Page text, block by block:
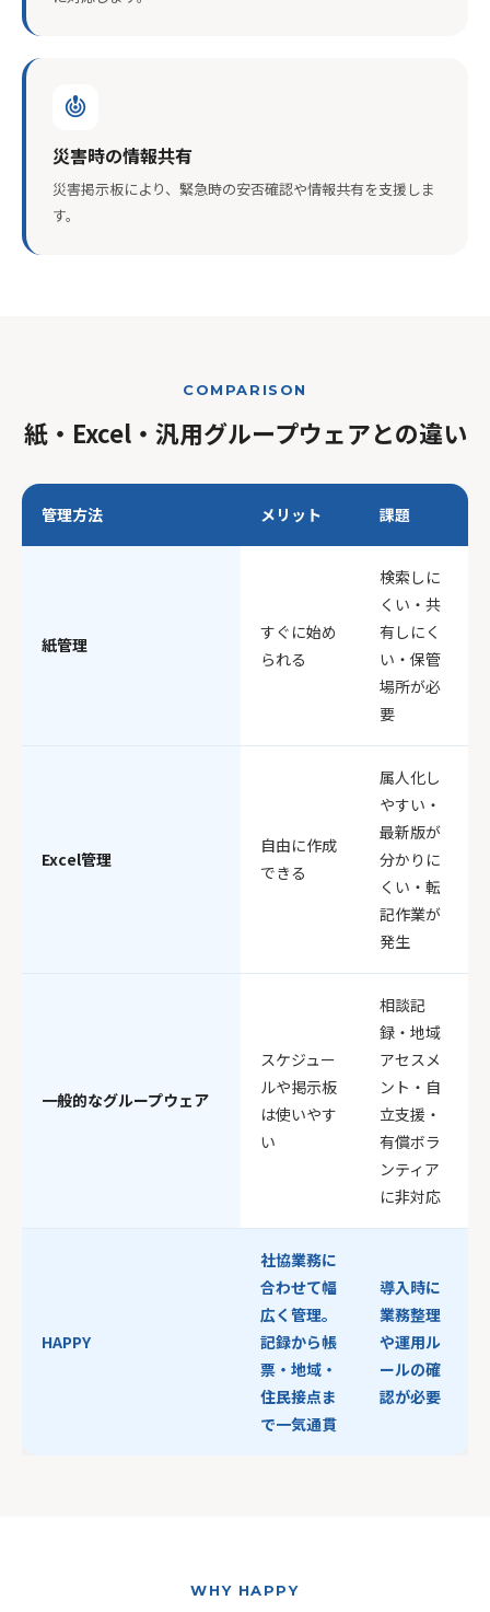
crisis_alert
災害時の情報共有
災害掲示板により、緊急時の安否確認や情報共有を支援しま
す。
COMPARISON
紙・Excel・汎用グループウェアとの違い
管理方法 メリット 課題
紙管理
すぐに始め
られる
検索しに
くい・共
有しにく
い・保管
場所が必
要
Excel管理
自由に作成
できる
属人化し
やすい・
最新版が
分かりに
くい・転
記作業が
発生
一般的なグループウェア
スケジュー
ルや掲示板
は使いやす
い
相談記
録・地域
アセスメ
ント・自
立支援・
有償ボラ
ンティア
に非対応
HAPPY
社協業務に
合わせて幅
広く管理。
記録から帳
票・地域・
住民接点ま
で一気通貫
導入時に
業務整理
や運用ル
ールの確
認が必要
WHY HAPPY